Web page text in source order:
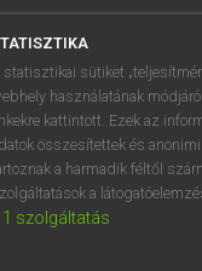
LEÍRÁSA
SZAVAK ÉS
használatban
és
statisztikai sütiket
használatának
kattintott. Ezek az
összesítettek és
a harmadik féltől
a
1 szolgáltatás